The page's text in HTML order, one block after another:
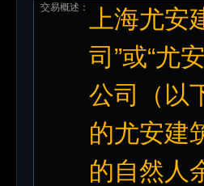
交易概述： 上海尤安
司”或“尤
公司（以
的尤安建
的自然人